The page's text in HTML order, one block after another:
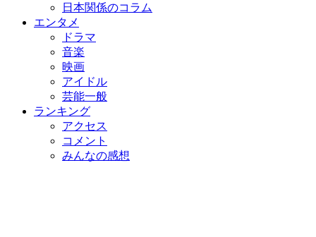
日本関係のコラム
エンタメ
ドラマ
音楽
映画
アイドル
芸能一般
ランキング
アクセス
コメント
みんなの感想